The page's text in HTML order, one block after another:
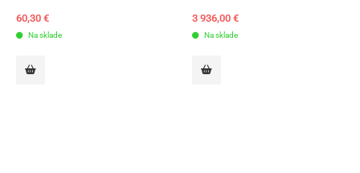
60,30 €
Na sklade
3 936,00 €
Na sklade